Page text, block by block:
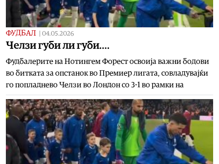
ФУДБАЛ 04.05.2026
Челзи губи ли губи….
Фудбалерите на Нотингем Форест освоија важни бодови
во битката за опстанок во Премиер лигата, совладувајќи
го попладнево Челзи во Лондон со 3-1 во рамки на